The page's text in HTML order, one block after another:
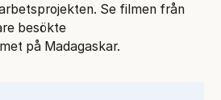
Se filmen från
besökte
på Madagaskar.